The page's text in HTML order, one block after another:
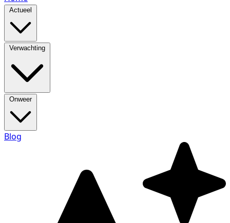
Actueel
Verwachting
Onweer
Blog